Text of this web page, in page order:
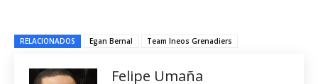
RELACIONADOS Egan Bernal Team Ineos Grenadiers
Felipe Umaña